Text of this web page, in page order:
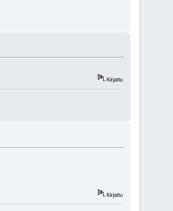
Kirjattu
Kirjattu